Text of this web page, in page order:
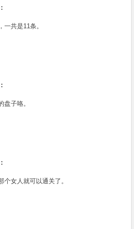
共是11条。
子咯。
女人就可以通关了。